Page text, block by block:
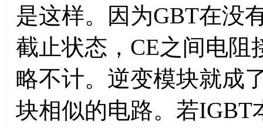
是这样。因为GBT在没
截止状态，CE之间电
略不计。逆变模块就成
块相似的电路。若IGBT